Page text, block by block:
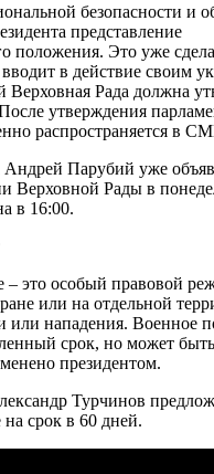
безопасности и
представление
положения. Это уже
в действие своим
Верховная Рада должна
утверждения
распространяется в
Парубий уже
Верховной Рады в
в 16:00.
– это особый правовой
или на отдельной
или нападения. Военное
срок, но может быть
президентом.
Турчинов
срок в 60 дней.